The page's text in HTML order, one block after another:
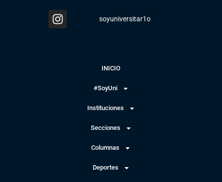
soyuniversitar1o
INICIO
#SoyUni
Instituciones
Secciones
Columnas
Deportes